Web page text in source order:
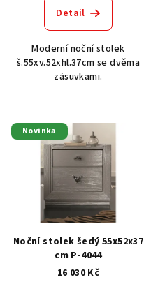
Detail
Moderní noční stolek
š.55xv.52xhl.37cm se dvěma
zásuvkami.
Novinka
Noční stolek šedý 55x52x37
cm P-4044
16 030 Kč